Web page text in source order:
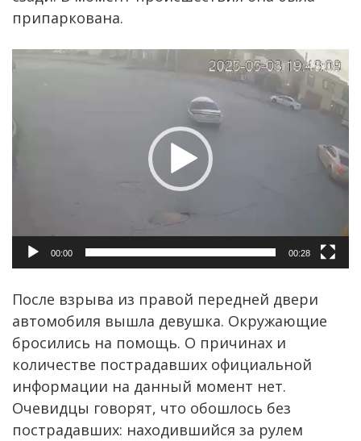
припаркована.
Видеоплеер
00:00 00:28
После взрыва из правой передней двери
автомобиля вышла девушка. Окружающие
бросились на помощь. О причинах и
количестве пострадавших официальной
информации на данный момент нет.
Очевидцы говорят, что обошлось без
пострадавших: находившийся за рулем